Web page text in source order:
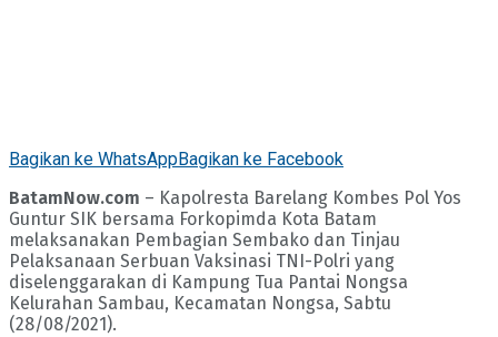
Bagikan ke WhatsAppBagikan ke Facebook
BatamNow.com – Kapolresta Barelang Kombes Pol Yos
Guntur SIK bersama Forkopimda Kota Batam
melaksanakan Pembagian Sembako dan Tinjau
Pelaksanaan Serbuan Vaksinasi TNI-Polri yang
diselenggarakan di Kampung Tua Pantai Nongsa
Kelurahan Sambau, Kecamatan Nongsa, Sabtu
(28/08/2021).